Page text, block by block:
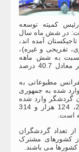
رئیس کمیته توسعه
در شش ماه سال
تاجیکستان آمده اند،
تفریحی و غیره)،
نفر بوده که نسبت به شش ماهه
نخست سال 2023، 181 هزار و 867 نفر معادل 40.7 درصد
مطبوعاتی به
شده به جمهوری
403 نفر به عنوان گردشگر وارد شده
اند که نسبت به مدت مشابه سال 2022، 124 هزار و 314
تعداد گردشگران
و 559 گردشگر از کشورهای مشترک